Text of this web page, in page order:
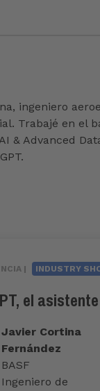
ingeniero
Trabajé en el
& Advanced
| INDUSTRY
el
Javier Cortina
Fernández
BASF
Ingeniero de